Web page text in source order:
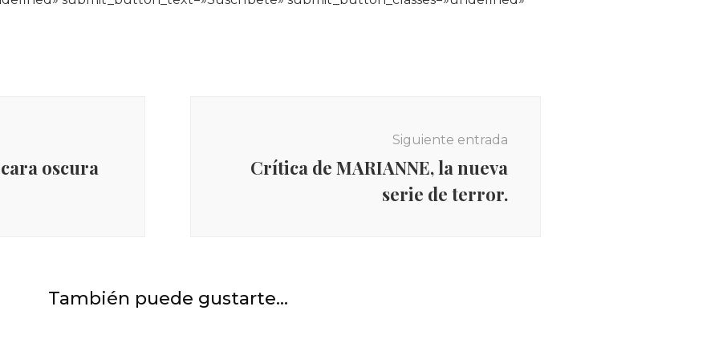
oscura
Siguiente entrada
Crítica de MARIANNE, la nueva
serie de terror.
También puede gustarte...